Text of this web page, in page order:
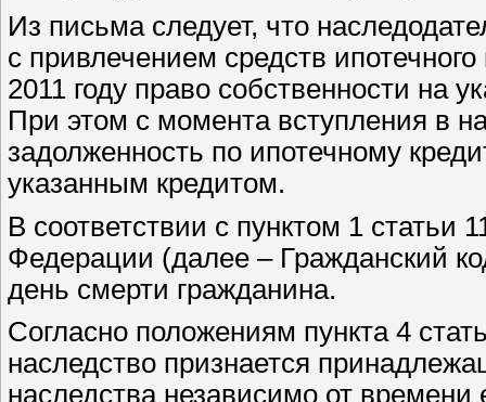
Из письма следует, что
с привлечением средств
2011 году право собственности на
При этом с момента вступления в
задолженность по ипотечному
указанным кредитом.
В соответствии с пунктом 1 статьи
Федерации (далее – Гражданский
день смерти гражданина.
Согласно положениям пункта 4
наследство признается
наследства независимо от времени